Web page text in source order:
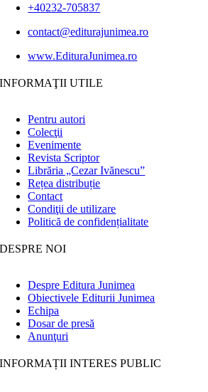
+40232-705837
contact@editurajunimea.ro
www.EdituraJunimea.ro
INFORMAŢII UTILE
Pentru autori
Colecţii
Evenimente
Revista Scriptor
Librăria „Cezar Ivănescu”
Rețea distribuție
Contact
Condiţii de utilizare
Politică de confidențialitate
DESPRE NOI
Despre Editura Junimea
Obiectivele Editurii Junimea
Echipa
Dosar de presă
Anunţuri
INFORMAȚII INTERES PUBLIC